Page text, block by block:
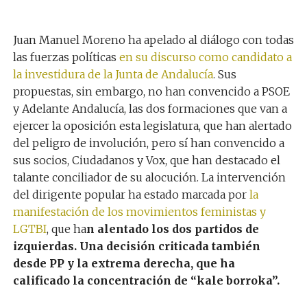
Juan Manuel Moreno ha apelado al diálogo con todas
las fuerzas políticas en su discurso como candidato a
la investidura de la Junta de Andalucía. Sus
propuestas, sin embargo, no han convencido a PSOE
y Adelante Andalucía, las dos formaciones que van a
ejercer la oposición esta legislatura, que han alertado
del peligro de involución, pero sí han convencido a
sus socios, Ciudadanos y Vox, que han destacado el
talante conciliador de su alocución. La intervención
del dirigente popular ha estado marcada por la
manifestación de los movimientos feministas y
LGTBI, que han alentado los dos partidos de
izquierdas. Una decisión criticada también
desde PP y la extrema derecha, que ha
calificado la concentración de “kale borroka”.